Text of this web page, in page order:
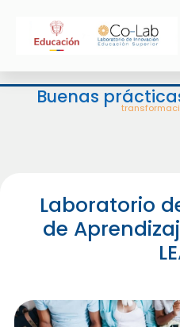
Buenas
Laboratorio
de